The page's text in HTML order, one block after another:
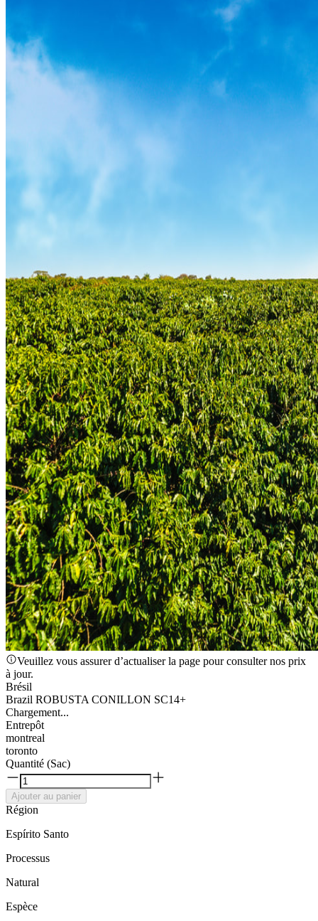
Veuillez vous assurer d’actualiser la page pour consulter nos prix
à jour.
Brésil
Brazil ROBUSTA CONILLON SC14+
Chargement...
Entrepôt
montreal
toronto
Quantité (Sac)
Ajouter au panier
Région
Espírito Santo
Processus
Natural
Espèce